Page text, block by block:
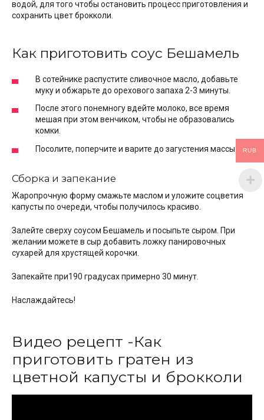
водой, для того чтобы остановить процесс приготовления и
сохранить цвет брокколи.
Как приготовить соус Бешамель
В сотейнике распустите сливочное масло, добавьте
муку и обжарьте до орехового запаха 2-3 минуты.
После этого понемногу вдейте молоко, все время
мешая при этом венчиком, чтобы не образовались
комки.
Посолите, поперчите и варите до загустения массы.
Сборка и запекание
Жаропрочную форму смажьте маслом и уложите соцветия
капусты по очереди, чтобы получилось красиво.
Залейте сверху соусом Бешамель и посыпьте сыром. При
желании можете в сыр добавить ложку панировочных
сухарей для хрустящей корочки.
Запекайте при190 градусах примерно 30 минут.
Наслаждайтесь!
Видео рецепт -Как
приготовить гратен из
цветной капусты и брокколи
RUB